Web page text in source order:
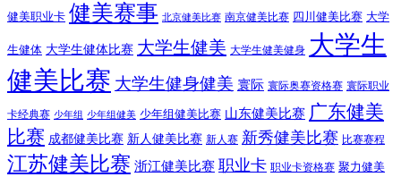
健美职业卡 健美赛事 北京健美比赛 南京健美比赛 四川健美比赛 大学
生健体 大学生健体比赛 大学生健美 大学生健美健身 大学生
健美比赛 大学生健身健美 寰际 寰际奥赛资格赛 寰际职业
卡经典赛 少年组 少年组健美 少年组健美比赛 山东健美比赛 广东健美
比赛 成都健美比赛 新人健美比赛 新人赛 新秀健美比赛 比赛赛程
江苏健美比赛 浙江健美比赛 职业卡 职业卡资格赛 聚力健美